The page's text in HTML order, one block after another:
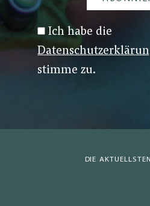
Ich habe die
stimme zu.
DIE